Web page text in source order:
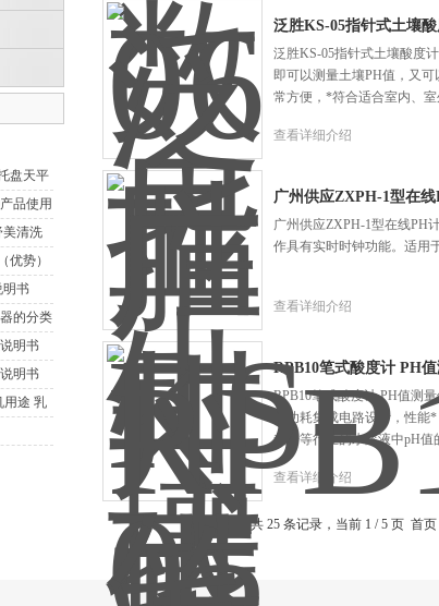
盘天平
比重天
仪 溶氧
极 浓
品使用
美清洗
优势）
明书
的分类
明书
明书
用途 乳
泛胜KS-05指针式土壤酸
泛胜KS-05指针式土壤酸度
即可以测量土壤PH值，又
常方便，*符合适合室内、室
查看详细介绍
广州供应ZXPH-1型在
广州供应ZXPH-1型在线PH
作具有实时时钟功能。适用
查看详细介绍
RPB10笔式酸度计 PH
RPB10笔式酸度计 PH值测
微功耗集成电路设计，性
栽培等行业的水溶液中pH值
查看详细介绍
共 25 条记录，当前 1 / 5 页 首